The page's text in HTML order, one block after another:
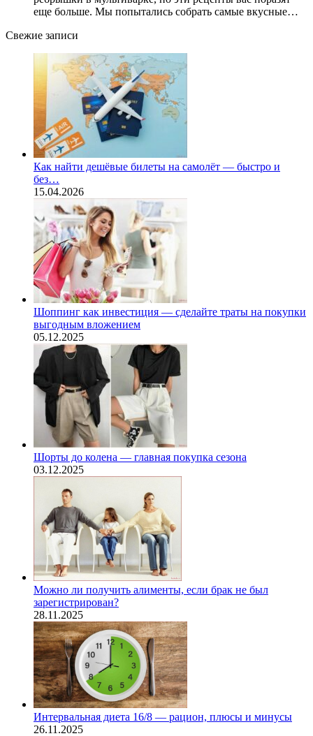
еще больше. Мы попытались собрать самые вкусные…
Свежие записи
Как найти дешёвые билеты на самолёт — быстро и
без…
15.04.2026
Шоппинг как инвестиция — сделайте траты на покупки
выгодным вложением
05.12.2025
Шорты до колена — главная покупка сезона
03.12.2025
Можно ли получить алименты, если брак не был
зарегистрирован?
28.11.2025
Интервальная диета 16/8 — рацион, плюсы и минусы
26.11.2025